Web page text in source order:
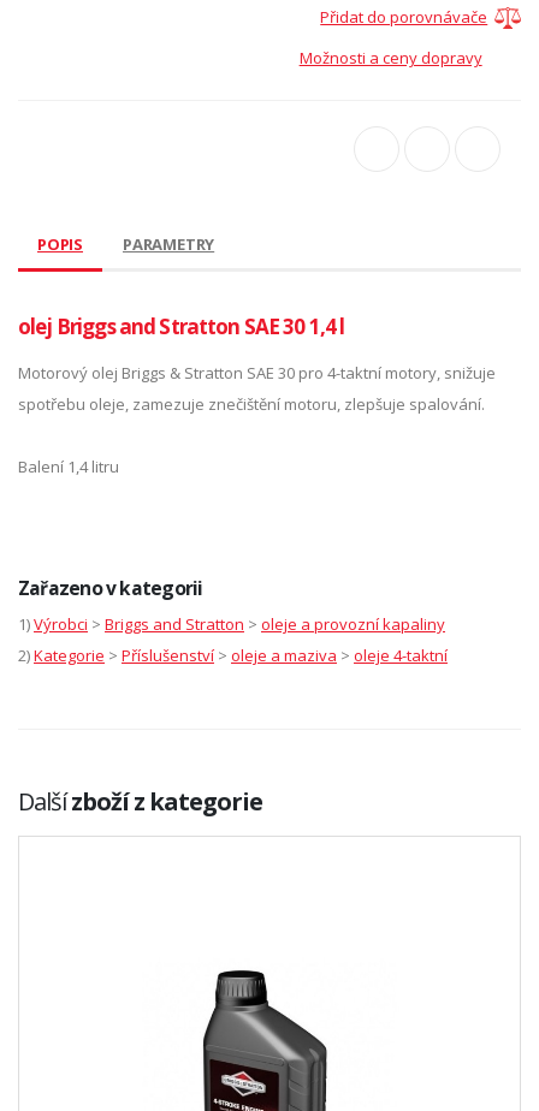
Přidat do porovnávače
Možnosti a ceny dopravy
POPIS PARAMETRY
olej Briggs and Stratton SAE 30 1,4 l
Motorový olej Briggs & Stratton SAE 30 pro 4-taktní motory, snižuje
spotřebu oleje, zamezuje znečištění motoru, zlepšuje spalování.
Balení 1,4 litru
Zařazeno v kategorii
1)Výrobci > Briggs and Stratton > oleje a provozní kapaliny
2)Kategorie > Příslušenství > oleje a maziva > oleje 4-taktní
Dalšízboží z kategorie